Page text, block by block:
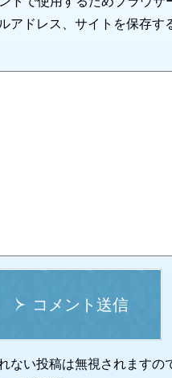
アドレス、サイトを保存す
コメント送信
ない投稿は無視されますの